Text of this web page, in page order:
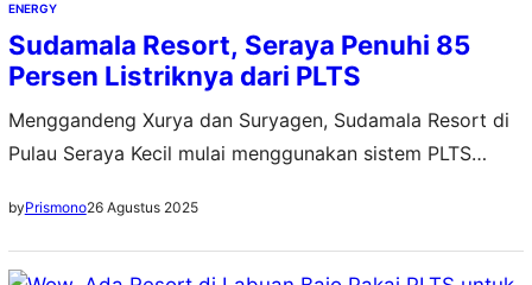
ENERGY
Sudamala Resort, Seraya Penuhi 85
Persen Listriknya dari PLTS
Menggandeng Xurya dan Suryagen, Sudamala Resort di
Pulau Seraya Kecil mulai menggunakan sistem PLTS
operasional harian
byPrismono26 Agustus 2025